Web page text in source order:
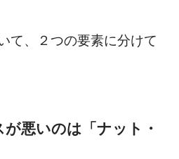
て、２つの要素に分けて
悪いのは「ナット・